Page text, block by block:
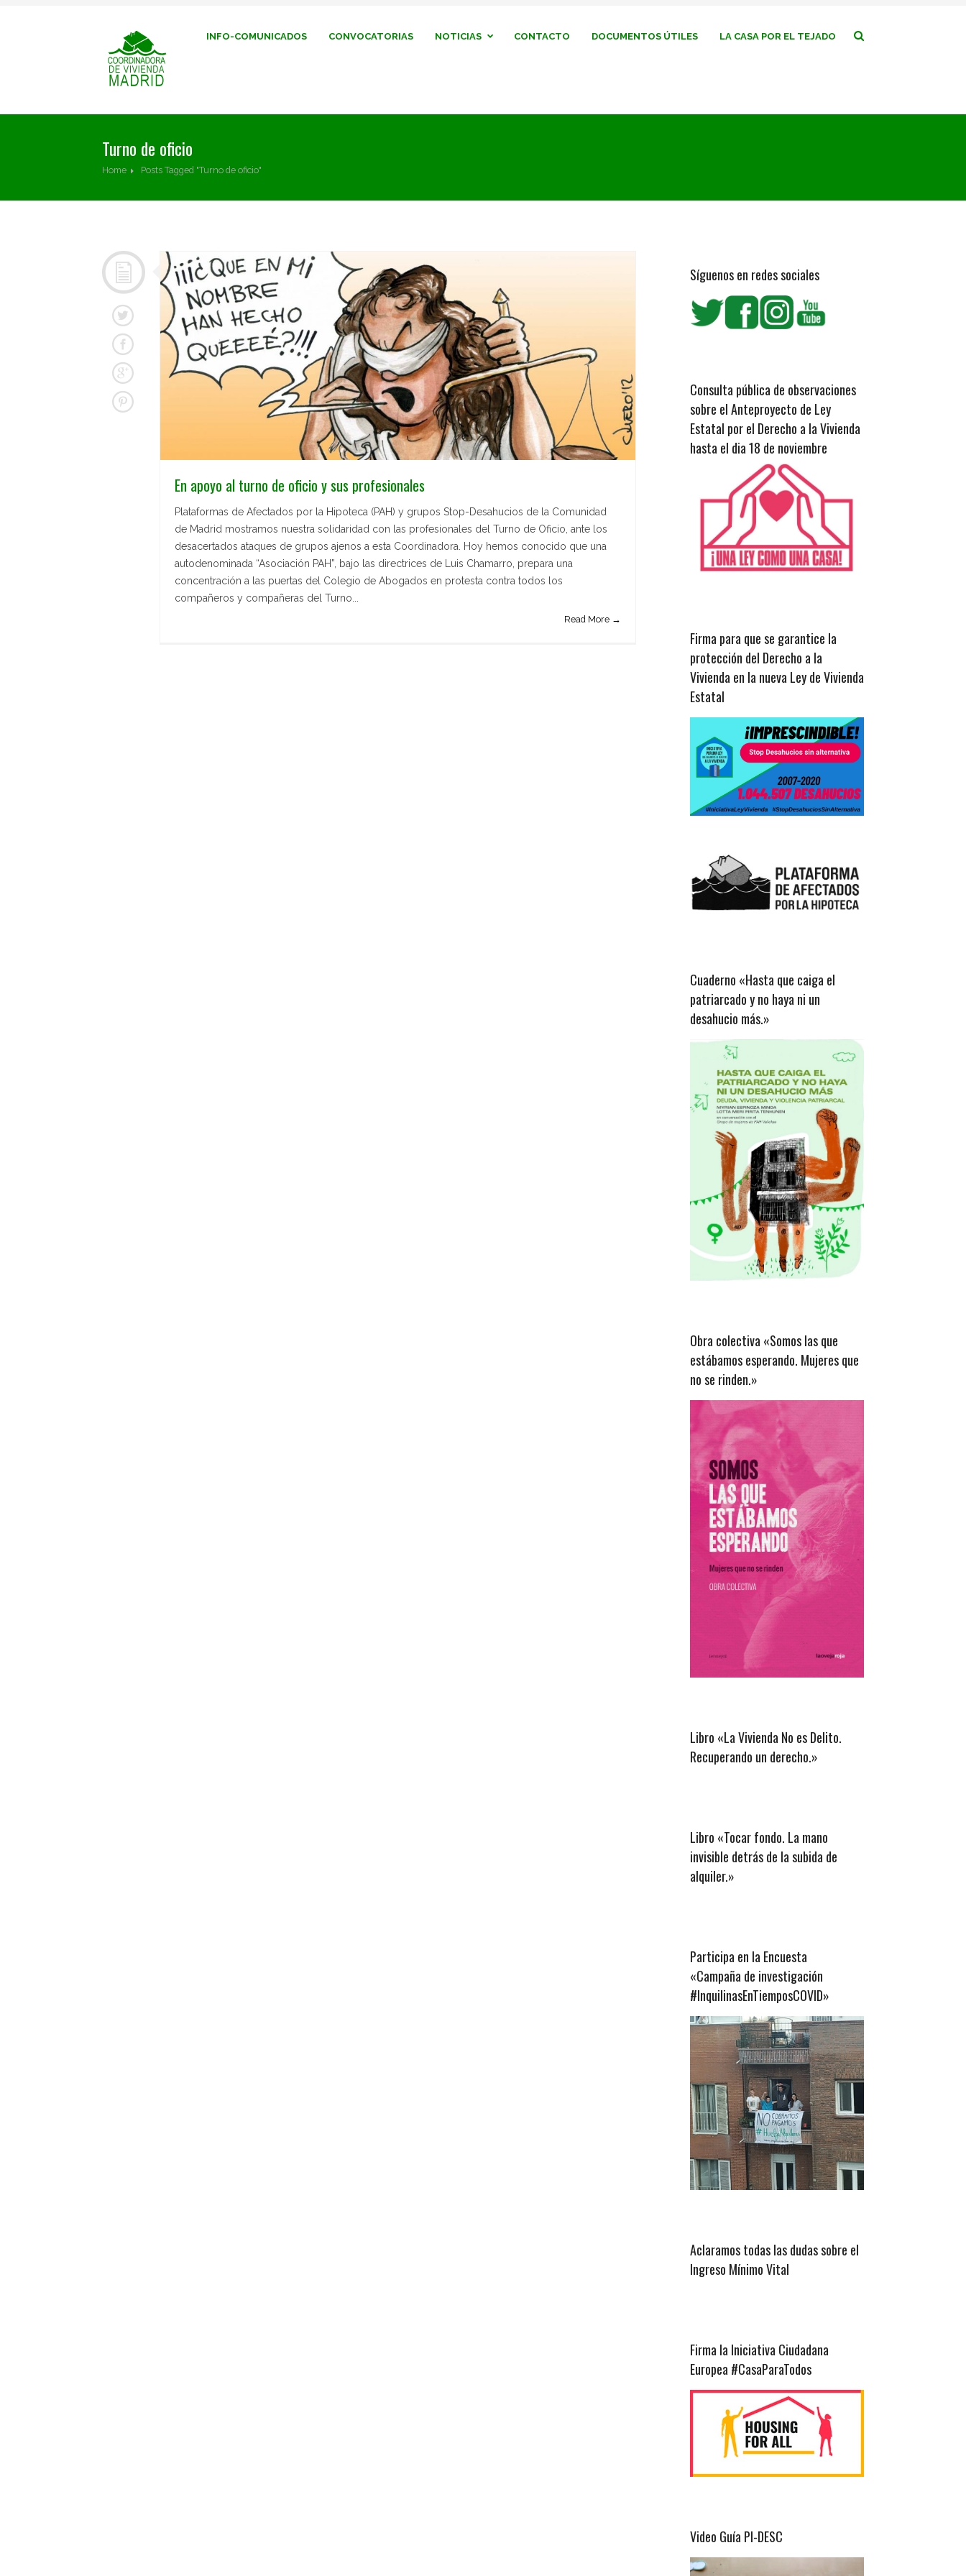
INFO-COMUNICADOS CONVOCATORIAS NOTICIAS CONTACTO DOCUMENTOS ÚTILES LA CASA POR EL TEJADO
Turno de oficio
Home Posts Tagged "Turno de oficio"
En apoyo al turno de oficio y sus profesionales
Plataformas de Afectados por la Hipoteca (PAH) y grupos Stop-Desahucios de la Comunidad
de Madrid mostramos nuestra solidaridad con las profesionales del Turno de Oficio, ante los
desacertados ataques de grupos ajenos a esta Coordinadora. Hoy hemos conocido que una
autodenominada “Asociación PAH”, bajo las directrices de Luis Chamarro, prepara una
concentración a las puertas del Colegio de Abogados en protesta contra todos los
compañeros y compañeras del Turno...
Read More →
Síguenos en redes sociales
Consulta pública de observaciones
sobre el Anteproyecto de Ley
Estatal por el Derecho a la Vivienda
hasta el dia 18 de noviembre
Firma para que se garantice la
protección del Derecho a la
Vivienda en la nueva Ley de Vivienda
Estatal
Cuaderno «Hasta que caiga el
patriarcado y no haya ni un
desahucio más.»
Obra colectiva «Somos las que
estábamos esperando. Mujeres que
no se rinden.»
Libro «La Vivienda No es Delito.
Recuperando un derecho.»
Libro «Tocar fondo. La mano
invisible detrás de la subida de
alquiler.»
Participa en la Encuesta
«Campaña de investigación
#InquilinasEnTiemposCOVID»
Aclaramos todas las dudas sobre el
Ingreso Mínimo Vital
Firma la Iniciativa Ciudadana
Europea #CasaParaTodos
Video Guía PI-DESC